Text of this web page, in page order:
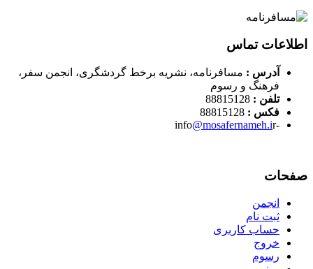
اطلاعات تماس
آدرس : مسافرنامه، نشریه برخط گردشگری، انجمن سفر،
فرهنگ و رسوم
تلفن :
فکس :
-info
@mosafernameh.ir
صفحات
انجمن
ثبت نام
حساب کاربری
خروج
رسوم